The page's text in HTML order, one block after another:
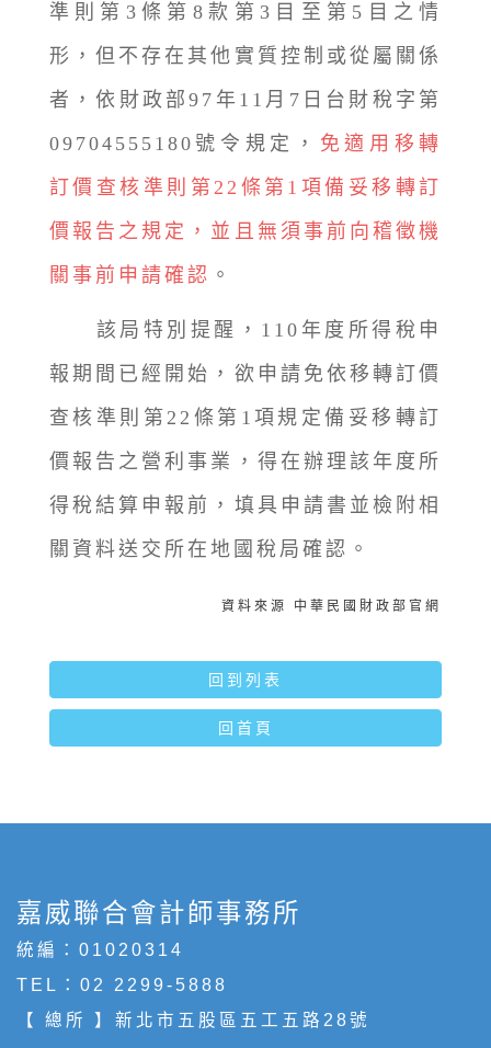
準則第3條第8款第3目至第5目之情
形，但不存在其他實質控制或從屬關係
者，依財政部97年11月7日台財稅字第
09704555180號令規定， 免適用移轉
訂價查核準則第22條第1項備妥移轉訂
價報告之規定，並且無須事前向稽徵機
關事前申請確認 。
該局特別提醒，110年度所得稅申
報期間已經開始，欲申請免依移轉訂價
查核準則第22條第1項規定備妥移轉訂
價報告之營利事業，得在辦理該年度所
得稅結算申報前，填具申請書並檢附相
關資料送交所在地國稅局確認。
資料來源 中華民國財政部官網
回到列表
回首頁
嘉威聯合會計師事務所
統編：01020314
TEL： 02 2299-5888
【 總所 】新北市五股區五工五路28號